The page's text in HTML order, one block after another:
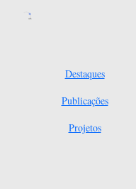
Destaques
Publicações
Projetos